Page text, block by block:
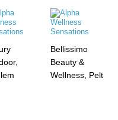
Bellissimo
Beauty &
Wellness, Pelt